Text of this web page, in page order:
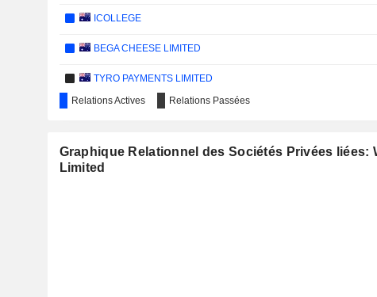
ICOLLEGE
BEGA CHEESE LIMITED
TYRO PAYMENTS LIMITED
TEMPLE & WEBSTER GROUP LTD
HMC CAPITAL LIMITED
Relations Actives Relations Passées
Graphique Relationnel des Sociétés Privées liées:
Limited